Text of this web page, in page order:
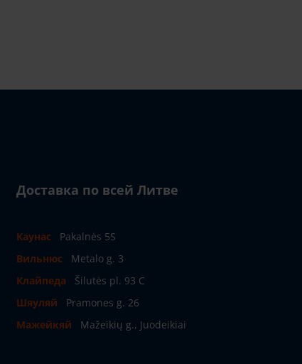
Доставка по всей Литве
Каунас
Pakalnės 5S
Вильнюс
Metalo g. 3
Клайпеда
Šilutės pl. 93 C
Шяуляй
Pramones g. 26
Мажейкяй
Mažeikių g., Juodeikiai